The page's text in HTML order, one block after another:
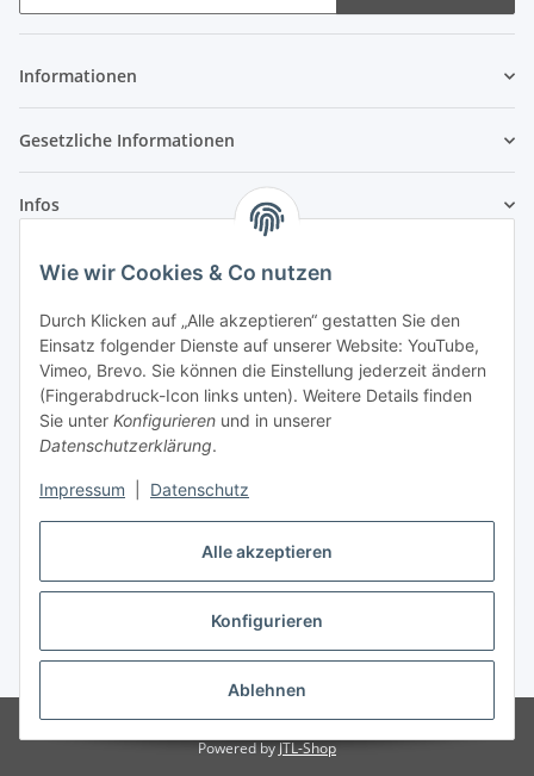
Alle akzeptieren
Konfigurieren
Ablehnen
Wie wir Cookies & Co nutzen
Durch Klicken auf „Alle akzeptieren“ gestatten Sie den
Einsatz folgender Dienste auf unserer Website: YouTube,
Vimeo, Brevo. Sie können die Einstellung jederzeit ändern
(Fingerabdruck-Icon links unten). Weitere Details finden
Sie unter Konfigurieren und in unserer
Datenschutzerklärung.
Impressum Datenschutz
Informationen
Gesetzliche Informationen
Infos
Laden - Öffnungszeiten:
Montag 09:00Uhr bis
16:00 Uhr
Dienstag
09:00 Uhr bis
17:00 Uhr
Mittwoch
09:00 Uhr bis 16:00 Uhr
Donnerstag
09:00 Uhr bis
17:00 Uhr
Freitag
09:00 Uhr
Samstag
09:00 Uhr
Vertrag widerrufen
* Alle Preise inkl. gesetzlicher USt., zzgl.Versand
© by WIENOLD. All Rights Reserved.
Powered byJTL-Shop